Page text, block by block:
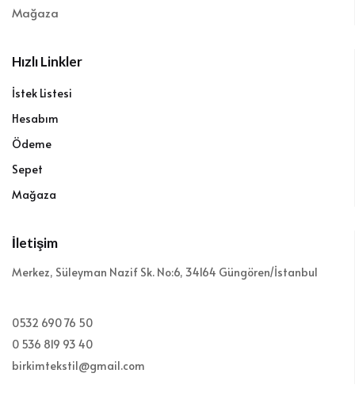
Mağaza
Hızlı Linkler
İstek Listesi
Hesabım
Ödeme
Sepet
Mağaza
İletişim
Merkez, Süleyman Nazif Sk. No:6, 34164 Güngören/İstanbul
0532 690 76 50
0 536 819 93 40
birkimtekstil@gmail.com